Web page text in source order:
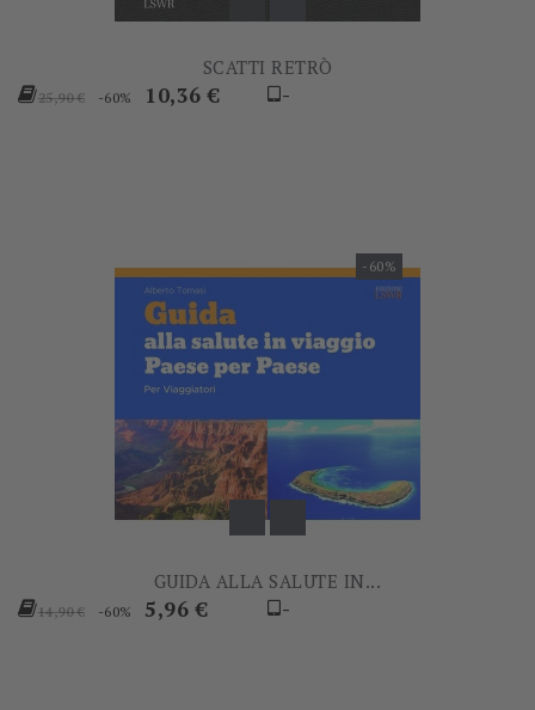
SCATTI RETRÒ
Prezzo
25,90 € -60% Prezzo
10,36 € -
-60%
GUIDA ALLA SALUTE IN...
Prezzo
14,90 € -60% Prezzo
5,96 € -